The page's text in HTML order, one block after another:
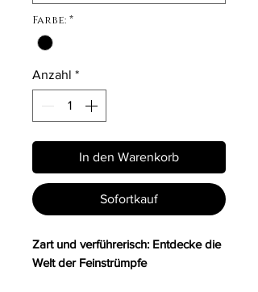
Farbe: *
Anzahl *
In den Warenkorb
Sofortkauf
Zart und verführerisch: Entdecke die
Welt der Feinstrümpfe